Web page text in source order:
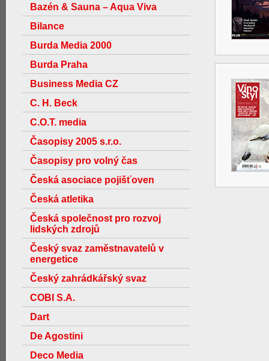
Bazén & Sauna – Aqua Viva
Bilance
Burda Media 2000
Burda Praha
Business Media CZ
C. H. Beck
C.O.T. media
Časopisy 2005 s.r.o.
Časopisy pro volný čas
Česká asociace pojišťoven
Česká atletika
Česká společnost pro rozvoj
lidských zdrojů
Český svaz zaměstnavatelů v
energetice
Český zahrádkářský svaz
COBI S.A.
Dart
De Agostini
Deco Media